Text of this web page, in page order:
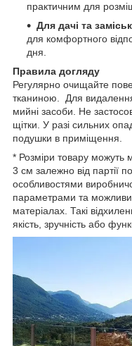
практичним для
Для дачі та
для комфортного
дня.
Правила догляду
Регулярно очищайте
тканиною. Для
мийні засоби. Не
щітки. У разі сильних
подушки в приміщення.
* Розміри товару можуть
3 см залежно від партії
особливостями
параметрами та
матеріалах. Такі
якість, зручність або